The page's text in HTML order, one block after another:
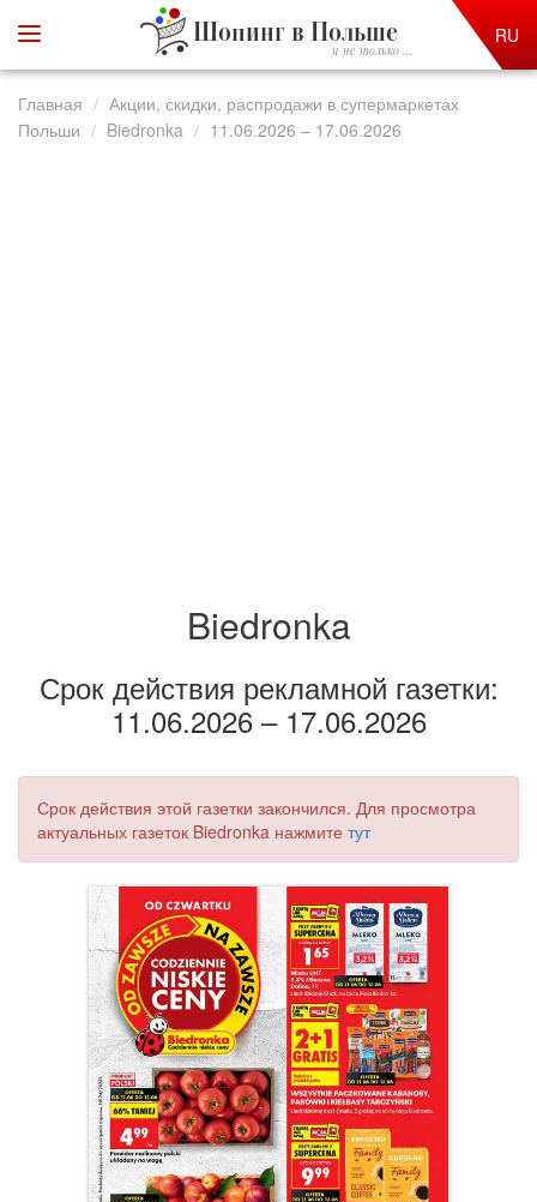
Шопинг в Польше
и не только ...
RU
Главная
Акции, скидки, распродажи в супермаркетах
Польши
Biedronka 11.06.2026 – 17.06.2026
Biedronka
Срок действия рекламной газетки:
11.06.2026 – 17.06.2026
Срок действия этой газетки закончился. Для просмотра
актуальных газеток Biedronka нажмите тут